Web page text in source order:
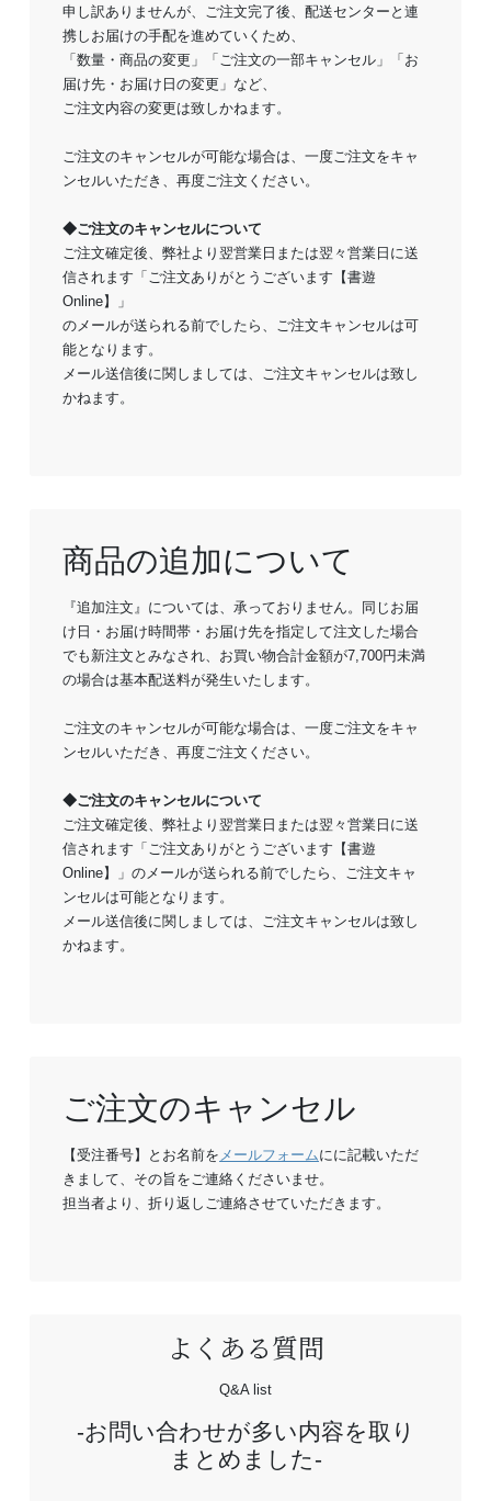
申し訳ありませんが、ご注文完了後、配送センターと連
携しお届けの手配を進めていくため、
「数量・商品の変更」「ご注文の一部キャンセル」「お
届け先・お届け日の変更」など、
ご注文内容の変更は致しかねます。
ご注文のキャンセルが可能な場合は、一度ご注文をキャ
ンセルいただき、再度ご注文ください。
◆ご注文のキャンセルについて
ご注文確定後、弊社より翌営業日または翌々営業日に送
信されます「ご注文ありがとうございます【書遊
Online】」
のメールが送られる前でしたら、ご注文キャンセルは可
能となります。
メール送信後に関しましては、ご注文キャンセルは致し
かねます。
商品の追加について
『追加注文』については、承っておりません。同じお届
け日・お届け時間帯・お届け先を指定して注文した場合
でも新注文とみなされ、お買い物合計金額が7,700円未満
の場合は基本配送料が発生いたします。
ご注文のキャンセルが可能な場合は、一度ご注文をキャ
ンセルいただき、再度ご注文ください。
◆ご注文のキャンセルについて
ご注文確定後、弊社より翌営業日または翌々営業日に送
信されます「ご注文ありがとうございます【書遊
Online】」のメールが送られる前でしたら、ご注文キャ
ンセルは可能となります。
メール送信後に関しましては、ご注文キャンセルは致し
かねます。
ご注文のキャンセル
【受注番号】とお名前を メールフォームにに記載いただ
きまして、その旨をご連絡くださいませ。
担当者より、折り返しご連絡させていただきます。
よくある質問
Q&A list
お問い合わせが多い内容を取り
まとめました